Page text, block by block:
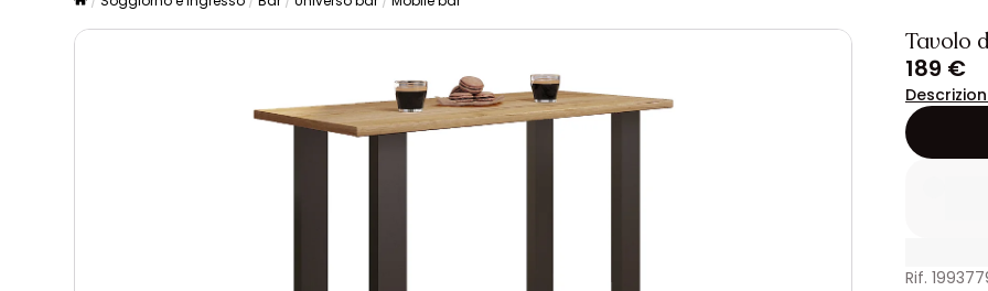
Tavolo
189 €
Rif.